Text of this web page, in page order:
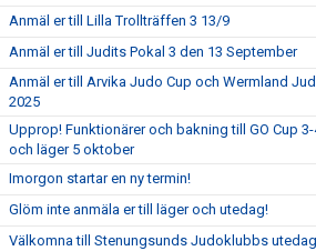
Anmäl er till Lilla Trollträffen 3 13/9
Anmäl er till Judits Pokal 3 den 13 September
Anmäl er till Arvika Judo Cup och Wermland
2025
Upprop! Funktionärer och bakning till GO Cup
och läger 5 oktober
Imorgon startar en ny termin!
Glöm inte anmäla er till läger och utedag!
Välkomna till Stenungsunds Judoklubbs